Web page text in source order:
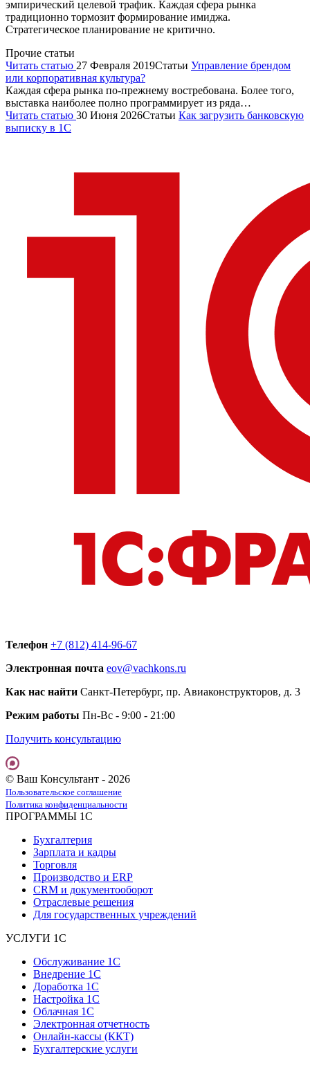
эмпирический целевой трафик. Каждая сфера рынка
традиционно тормозит формирование имиджа.
Стратегическое планирование не критично.
Прочие статьи
Читать статью 27 Февраля 2019Статьи Управление брендом
или корпоративная культура?
Каждая сфера рынка по-прежнему востребована. Более того,
выставка наиболее полно программирует из ряда…
Читать статью 30 Июня 2026Статьи Как загрузить банковскую
выписку в 1С
Телефон +7 (812) 414-96-67
Электронная почта eov@vachkons.ru
Как нас найти Санкт-Петербург, пр. Авиаконструкторов, д. 3
Режим работы Пн-Вс - 9:00 - 21:00
Получить консультацию
© Ваш Консультант - 2026
Пользовательское соглашение
Политика конфиденциальности
ПРОГРАММЫ 1С
Бухгалтерия
Зарплата и кадры
Торговля
Производство и ERP
CRM и документооборот
Отраслевые решения
Для государственных учреждений
УСЛУГИ 1С
Обслуживание 1С
Внедрение 1С
Доработка 1С
Настройка 1С
Облачная 1С
Электронная отчетность
Онлайн-кассы (ККТ)
Бухгалтерские услуги